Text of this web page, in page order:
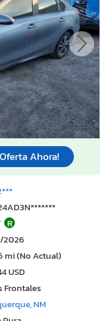
Oferta Ahora!
R
2026
mi (No Actual)
USD
Frontales
NM